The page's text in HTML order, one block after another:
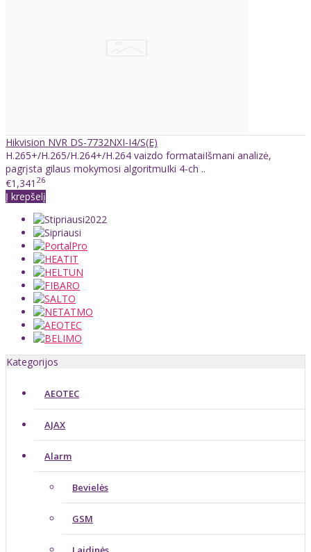
Hikvision NVR DS-7732NXI-I4/S(E)
H.265+/H.265/H.264+/H.264 vaizdo formataiIšmani analizė,
pagrįsta gilaus mokymosi algoritmuIki 4-ch ..
€1,341 26
Į krepšelį
Kategorijos
AEOTEC
AJAX
Alarm
Bevielės
GSM